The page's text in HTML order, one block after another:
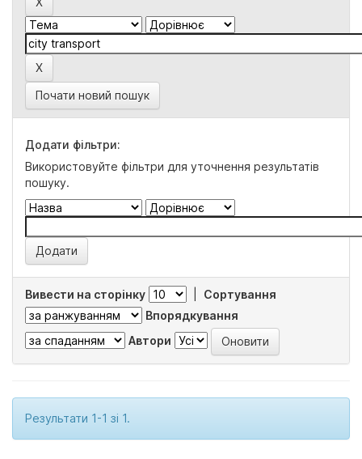
Почати новий пошук
Додати фільтри:
Використовуйте фільтри для уточнення результатів
пошуку.
Вивести на сторінку
Сортування
Впорядкування
Автори
Результати 1-1 зі 1.